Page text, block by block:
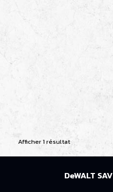
Afficher 1 résultat
DeWALT SAV